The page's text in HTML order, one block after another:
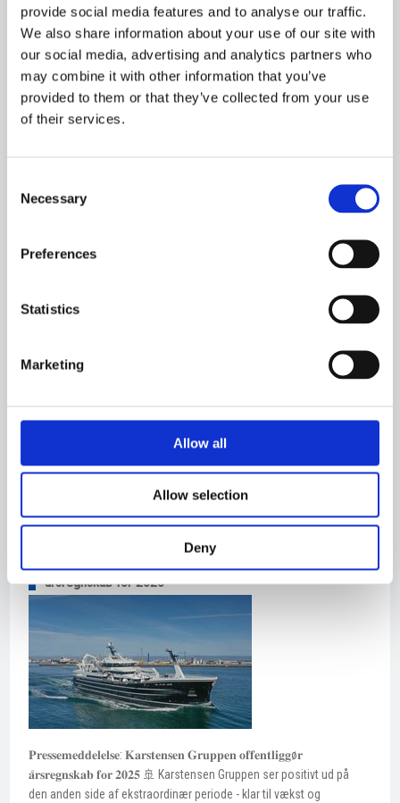
provide social media features and to analyse our traffic.
We also share information about your use of our site with
our social media, advertising and analytics partners who
may combine it with other information that you’ve
provided to them or that they’ve collected from your use
of their services.
Selection
Necessary
Preferences
Statistics
Marketing
Allow all
Allow selection
Deny
minelægningsfartøjer er nu på plads. Bag ordren står Orlogsskibe
Hvide Sande Shipyard. Konsortiet ser kontrakten som starten på
en større dansk rolle i den maritime oprustning af Søværnet.
Read more
Pressemeddelelse : Karstensen Gruppen offentliggør
årsregnskab for 2025
𝐏𝐫𝐞𝐬𝐬𝐞𝐦𝐞𝐝𝐝𝐞𝐥𝐞𝐥𝐬𝐞: 𝐊𝐚𝐫𝐬𝐭𝐞𝐧𝐬𝐞𝐧 𝐆𝐫𝐮𝐩𝐩𝐞𝐧 𝐨𝐟𝐟𝐞𝐧𝐭𝐥𝐢𝐠𝐠ø𝐫
𝐚̊𝐫𝐬𝐫𝐞𝐠𝐧𝐬𝐤𝐚𝐛 𝐟𝐨𝐫 𝟐𝟎𝟐𝟓 🚢 Karstensen Gruppen ser positivt ud på
den anden side af ekstraordinær periode - klar til vækst og